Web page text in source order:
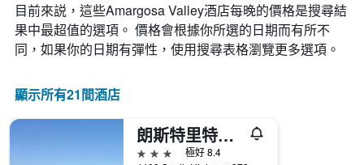
價
格
此
圖
具
有
1
目前來説，這些Amargosa Valley​酒店每晚的價格是搜尋結
果中最超值的選項。 價格會根據你所選的日期而有所不
同，如果你的日期有彈性，使用搜尋表格瀏覽更多選項。
顯示所有21間酒店
朗斯特里特賭場汽車旅館
3星級
極好 8.4